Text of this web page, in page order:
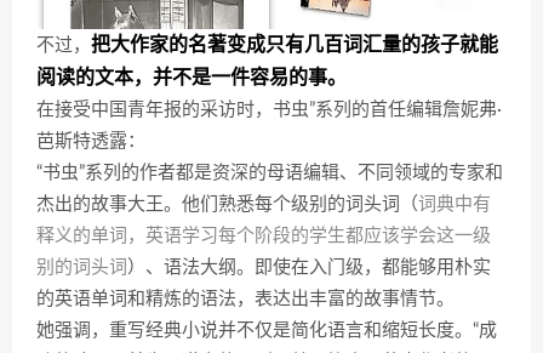
不过， 把大作家的名著变成只有几百词汇量的孩子就能
阅读的文本，并不是一件容易的事。
在接受中国青年报的采访时，书虫”系列的首任编辑詹妮弗·
芭斯特透露：
“书虫”系列的作者都是资深的母语编辑、不同领域的专家和
杰出的故事大王。他们熟悉每个级别的词头词（词典中有
释义的单词，英语学习每个阶段的学生都应该学会这一级
别的词头词 ）、语法大纲。即使在入门级，都能够用朴实
的英语单词和精炼的语法，表达出丰富的故事情节。
她强调，重写经典小说并不仅是简化语言和缩短长度。“成